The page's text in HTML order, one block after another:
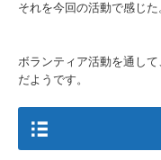
それを今回の活動で感じた
ボランティア活動を通し
だようです。